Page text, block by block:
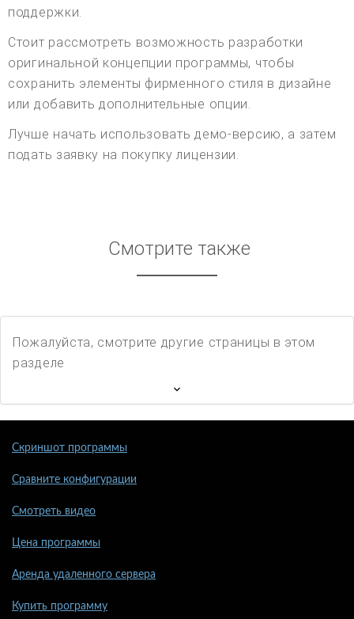
поддержки.
Стоит рассмотреть возможность разработки
оригинальной концепции программы, чтобы
сохранить элементы фирменного стиля в дизайне
или добавить дополнительные опции.
Лучше начать использовать демо-версию, а затем
подать заявку на покупку лицензии.
Смотрите также
Пожалуйста, смотрите другие страницы в этом
разделе
Скриншот программы
Сравните конфигурации
Смотреть видео
Цена программы
Аренда удаленного сервера
Купить программу